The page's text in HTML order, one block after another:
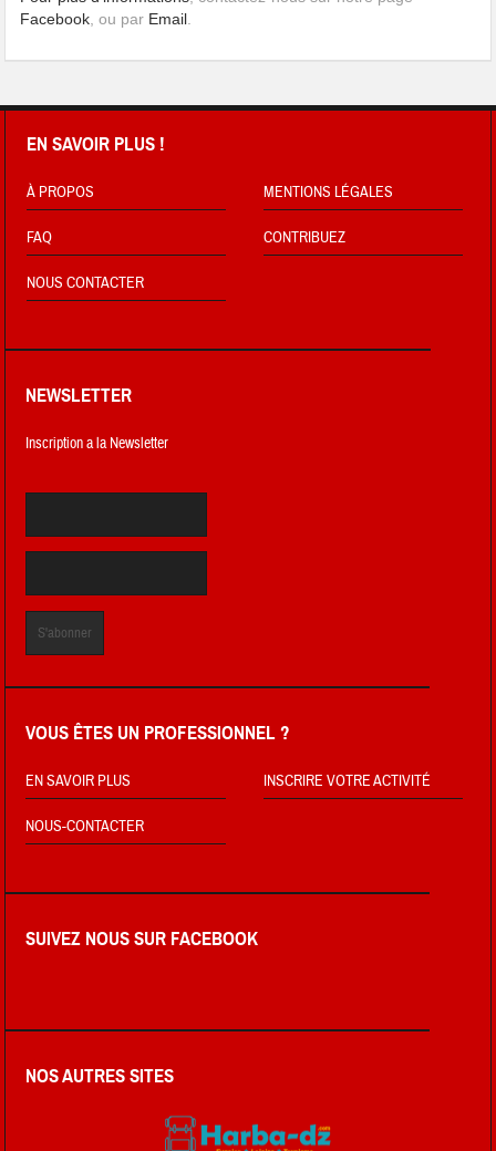
Facebook , ou par Email
EN SAVOIR PLUS !
À PROPOS MENTIONS LÉGALES
FAQ CONTRIBUEZ
NOUS CONTACTER
NEWSLETTER
Inscription a la Newsletter
VOUS ÊTES UN PROFESSIONNEL ?
EN SAVOIR PLUS INSCRIRE VOTRE ACTIVITÉ
NOUS-CONTACTER
SUIVEZ NOUS SUR FACEBOOK
NOS AUTRES SITES